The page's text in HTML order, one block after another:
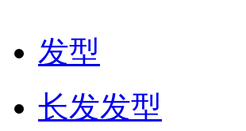
发型
长发发型